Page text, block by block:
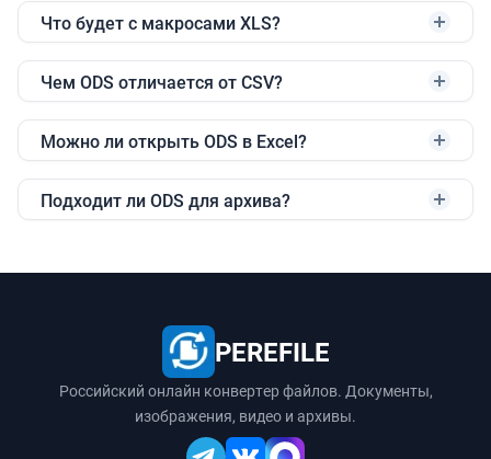
Что будет с макросами XLS?
Чем ODS отличается от CSV?
Можно ли открыть ODS в Excel?
Подходит ли ODS для архива?
PEREFILE
Российский онлайн конвертер файлов. Документы,
изображения, видео и архивы.